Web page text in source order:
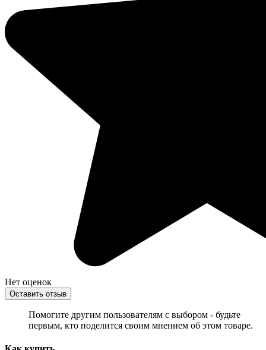
Нет оценок
Оставить отзыв
Помогите другим пользователям с выбором - будьте
первым, кто поделится своим мнением об этом товаре.